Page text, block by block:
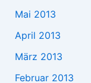
Mai 2013
April 2013
März 2013
Februar 2013